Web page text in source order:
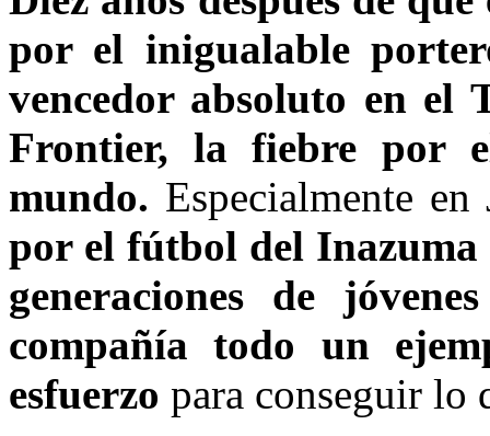
por el inigualable
vencedor absoluto en el
Frontier, la fiebre por
mundo. Especialmente
por el fútbol del Inazuma
generaciones de
compañía todo un
esfuerzo para conseguir lo